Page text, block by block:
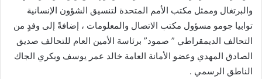
والبرتغال وممثل مكتب الأمم المتحدة لتنسيق الشؤون الإنسانية
توابيا جومو مسؤول مكتب الاتصال والمعلومات ، إضافةً إلى وفدٍ من
التحالف الديمقراطي ” صمود” برئاسة الأمين العام للتحالف صديق
الصادق المهدي وعضو الأمانة العامة خالد عمر يوسف وبكري الجاك
الناطق الرسمي .